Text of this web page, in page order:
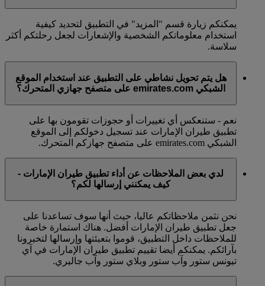
يمكنكم زيارة قسم "المزيد" في التطبيق لتحديد كيفية
استخدام معلوماتكم الشخصية والإشعارات لجعل رحلتكم أكثر
سلاسة.
هل يتم تحويل نشاطي على التطبيق عند استخدام الموقع
الشبكي emirates.com على متصفح جهازي المتحرك؟
نعم - ستنعكس أي تغييرات أو حجوزات تقومون بها على
تطبيق طيران الإمارات عند تسجيل دخولكم إلى الموقع
الشبكي emirates.com على متصفح جهازكم المتحرك.
لدي بعض الملاحظات عن أداء تطبيق طيران الإمارات -
كيف يمكنني إرسالها لكم؟
نحن نثمن ملاحظاتكم عاليا، حيث أنها سوف تساعدنا على
جعل تطبيق طيران الإمارات أفضل. هناك استمارة خاصة
للملاحظات داخل التطبيق، قوموا بتعبئتها وإرسالها لتخبرونا
بآرائكم. يمكنكم أيضا تقييم تطبيق طيران الإمارات في آي
تيونس ستور وآب ستور وبلاي ستور وآب جاليري.